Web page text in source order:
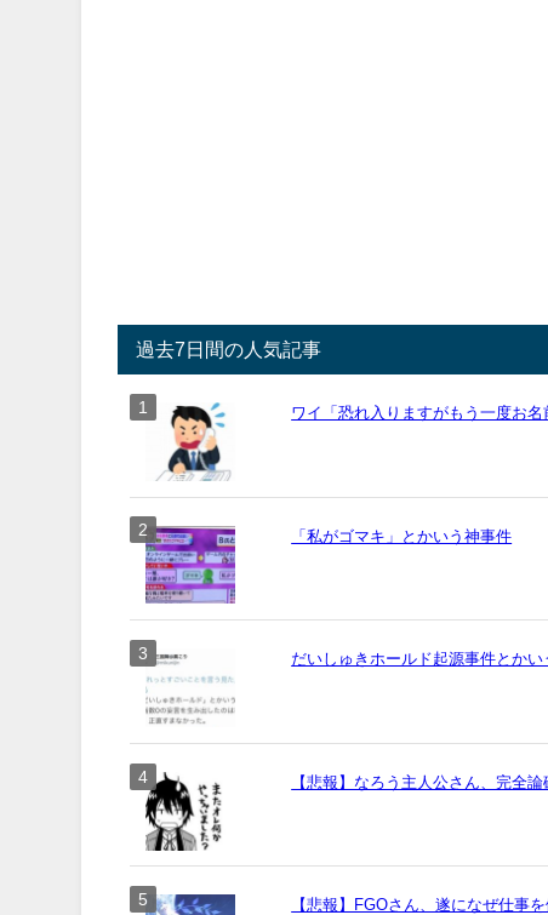
過去7日間の人気記事
ワイ「恐れ入りますがもう一度お
「私がゴマキ」とかいう神事件
だいしゅきホールド起源事件とか
【悲報】なろう主人公さん、完全論
【悲報】FGOさん、遂になぜ仕事